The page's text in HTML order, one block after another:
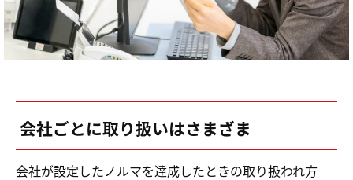
会社ごとに取り扱いはさまざま
会社が設定したノルマを達成したときの取り扱われ方